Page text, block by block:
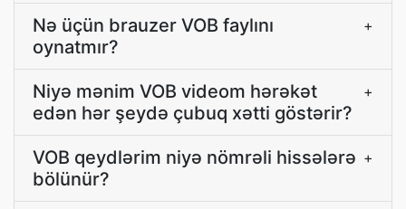
Nə üçün brauzer VOB faylını
oynatmır?
+
Niyə mənim VOB videom hərəkət
edən hər şeydə çubuq xətti göstərir?
+
VOB qeydlərim niyə nömrəli hissələrə
bölünür?
+